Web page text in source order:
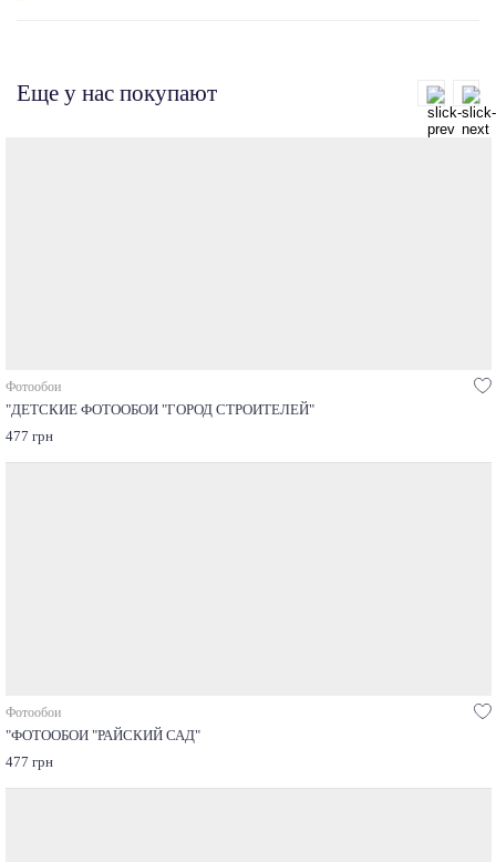
Еще у нас покупают
Фотообои
"ДЕТСКИЕ ФОТООБОИ "ГОРОД СТРОИТЕЛЕЙ"
477 грн
Фотообои
"ФОТООБОИ "РАЙСКИЙ САД"
477 грн